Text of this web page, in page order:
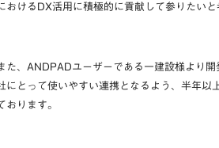
おけるDX活用に積極的に貢献して参りたいと
た、ANDPADユーザーである一建設様より
にとって使いやすい連携となるよう、半年以
おります。